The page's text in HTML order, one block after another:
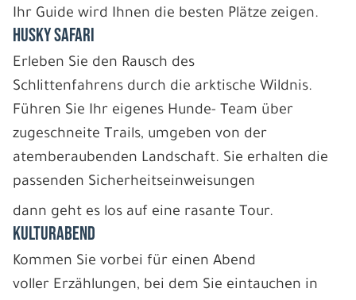
Ihr Guide wird Ihnen die besten Plätze zeigen.
HUSKY SAFARI
Erleben Sie den Rausch des
Schlittenfahrens durch die arktische Wildnis.
Führen Sie Ihr eigenes Hunde- Team über
zugeschneite Trails, umgeben von der
atemberaubenden Landschaft. Sie erhalten die
passenden Sicherheitseinweisungen
dann geht es los auf eine rasante Tour.
KULTURABEND
Kommen Sie vorbei für einen Abend
voller Erzählungen, bei dem Sie eintauchen in